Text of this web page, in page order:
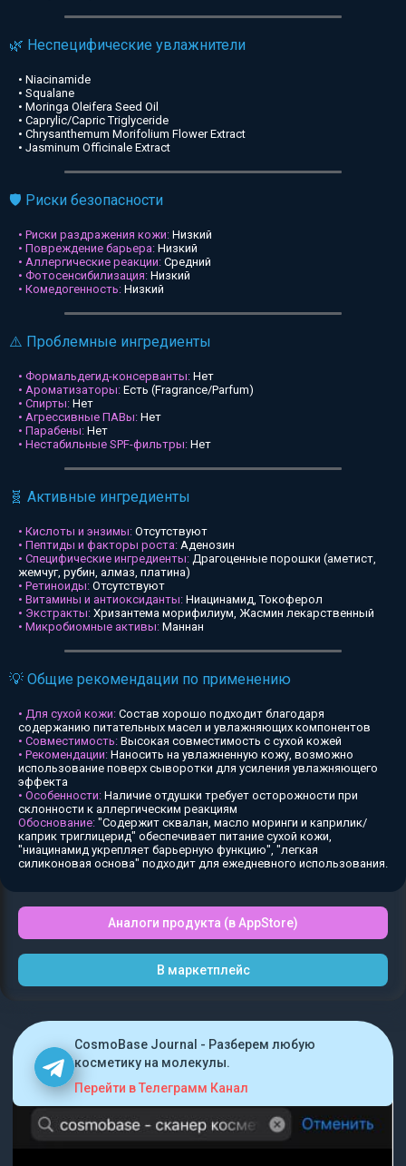
🌿 Неспецифические увлажнители
• Niacinamide
• Squalane
• Moringa Oleifera Seed Oil
• Caprylic/Capric Triglyceride
• Chrysanthemum Morifolium Flower Extract
• Jasminum Officinale Extract
🛡️ Риски безопасности
• Риски раздражения кожи: Низкий
• Повреждение барьера: Низкий
• Аллергические реакции: Средний
• Фотосенсибилизация: Низкий
• Комедогенность: Низкий
⚠️ Проблемные ингредиенты
• Формальдегид-консерванты: Нет
• Ароматизаторы: Есть (Fragrance/Parfum)
• Спирты: Нет
• Агрессивные ПАВы: Нет
• Парабены: Нет
• Нестабильные SPF-фильтры: Нет
🧬 Активные ингредиенты
• Кислоты и энзимы: Отсутствуют
• Пептиды и факторы роста: Аденозин
• Специфические ингредиенты: Драгоценные порошки (аметист,
жемчуг, рубин, алмаз, платина)
• Ретиноиды: Отсутствуют
• Витамины и антиоксиданты: Ниацинамид, Токоферол
• Экстракты: Хризантема морифилиум, Жасмин лекарственный
• Микробиомные активы: Маннан
💡 Общие рекомендации по применению
• Для сухой кожи: Состав хорошо подходит благодаря
содержанию питательных масел и увлажняющих компонентов
• Совместимость: Высокая совместимость с сухой кожей
• Рекомендации: Наносить на увлажненную кожу, возможно
использование поверх сыворотки для усиления увлажняющего
эффекта
• Особенности: Наличие отдушки требует осторожности при
склонности к аллергическим реакциям
Обоснование: "Содержит сквалан, масло моринги и каприлик/
каприк триглицерид" обеспечивает питание сухой кожи,
"ниацинамид укрепляет барьерную функцию", "легкая
силиконовая основа" подходит для ежедневного использования.
Аналоги продукта (в AppStore)
В маркетплейс
CosmoBase Journal - Разберем любую
косметику на молекулы.
Перейти в Телеграмм Канал